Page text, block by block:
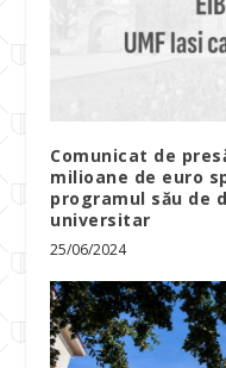
Comunicat de
milioane de euro
programul său de
universitar
25/06/2024